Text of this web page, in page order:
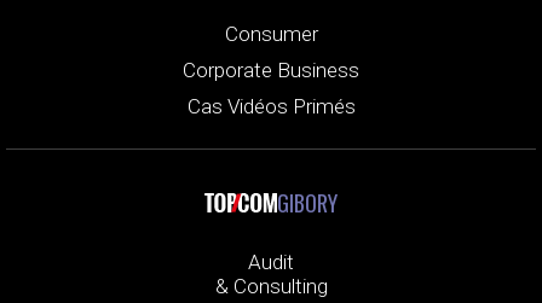
Consumer
Corporate Business
Cas Vidéos Primés
GIBORY
Audit
& Consulting